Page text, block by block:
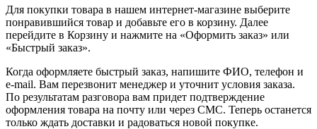
Для покупки товара в нашем интернет-магазине выберите
понравившийся товар и добавьте его в корзину. Далее
перейдите в Корзину и нажмите на «Оформить заказ» или
«Быстрый заказ».
Когда оформляете быстрый заказ, напишите ФИО, телефон и
e-mail. Вам перезвонит менеджер и уточнит условия заказа.
По результатам разговора вам придет подтверждение
оформления товара на почту или через СМС. Теперь останется
только ждать доставки и радоваться новой покупке.